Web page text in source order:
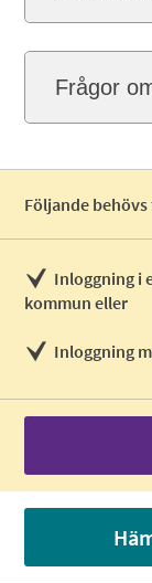
Frågor
Följande
Inloggning i
kommun eller
Inloggning